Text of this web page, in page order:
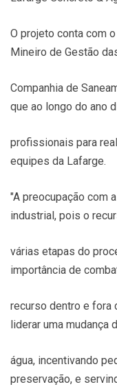
O projeto conta com
Mineiro de Gestão
Companhia de
que ao longo do ano
profissionais para
equipes da Lafarge.
"A preocupação com
industrial, pois o
várias etapas do
importância de
recurso dentro e fora
liderar uma mudança
água, incentivando
preservação, e